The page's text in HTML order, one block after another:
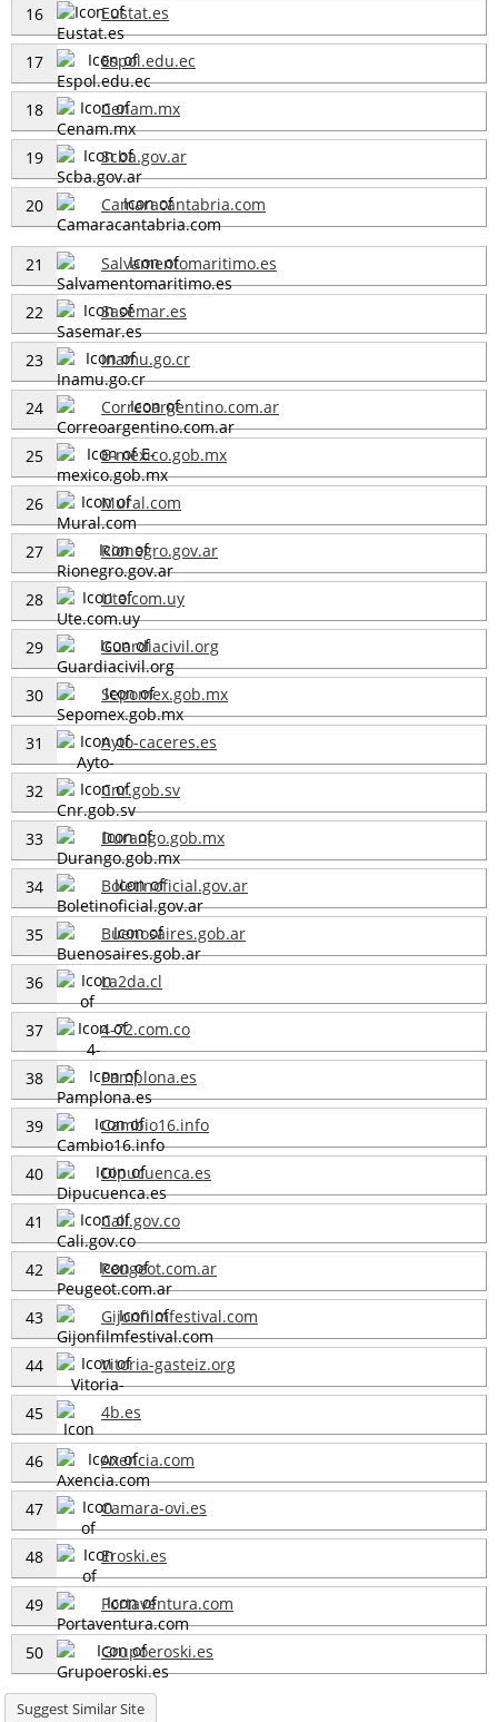
16 Eustat.es
17 Espol.edu.ec
18 Cenam.mx
19 Scba.gov.ar
20 Camaracantabria.com
21 Salvamentomaritimo.es
22 Sasemar.es
23 Inamu.go.cr
24 Correoargentino.com.ar
25 E-mexico.gob.mx
26 Mural.com
27 Rionegro.gov.ar
28 Ute.com.uy
29 Guardiacivil.org
30 Sepomex.gob.mx
31 Ayto-caceres.es
32 Cnr.gob.sv
33 Durango.gob.mx
34 Boletinoficial.gov.ar
35 Buenosaires.gob.ar
36 La2da.cl
37 4-72.com.co
38 Pamplona.es
39 Cambio16.info
40 Dipucuenca.es
41 Cali.gov.co
42 Peugeot.com.ar
43 Gijonfilmfestival.com
44 Vitoria-gasteiz.org
45 4b.es
46 Axencia.com
47 Camara-ovi.es
48 Eroski.es
49 Portaventura.com
50 Grupoeroski.es
Suggest Similar Site